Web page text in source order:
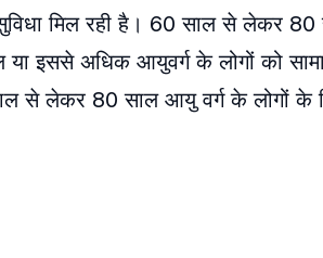
सुविधा मिल रही है। 60 साल से लेकर
या इससे अधिक आयुवर्ग के लोगों को
से लेकर 80 साल आयु वर्ग के लोगों के